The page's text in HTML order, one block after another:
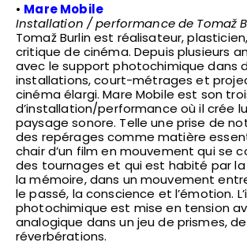
• Mare Mobile
Installation / performance de Tomaž
Tomaž Burlin est réalisateur,
critique de cinéma. Depuis plusieurs
avec le support photochimique dans
installations, court-métrages et
cinéma élargi. Mare Mobile est son
d’installation/performance où il crée
paysage sonore. Telle une prise de
des repérages comme matière
chair d’un film en mouvement qui se
des tournages et qui est habité par
la mémoire, dans un mouvement
le passé, la conscience et l’émotion.
photochimique est mise en tension
analogique dans un jeu de prismes,
réverbérations.